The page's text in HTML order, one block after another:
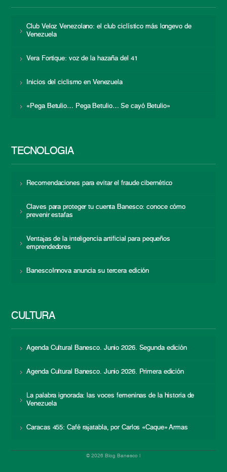
Club Veloz Venezolano: el club ciclístico más longevo de
Venezuela
Vera Fortique: voz de la hazaña del 41
Inicios del ciclismo en Venezuela
«Pega Betulio… Pega Betulio… Se cayó Betulio»
TECNOLOGÍA
Recomendaciones para evitar el fraude cibernético
Claves para proteger tu cuenta Banesco: conoce cómo
prevenir estafas
Ventajas de la inteligencia artificial para pequeños
emprendedores
BanescoInnova anuncia su tercera edición
CULTURA
Agenda Cultural Banesco. Junio 2026. Segunda edición
Agenda Cultural Banesco. Junio 2026. Primera edición
La palabra ignorada: las voces femeninas de la historia de
Venezuela
Caracas 455: Café rajatabla, por Carlos «Caque» Armas
© 2026 Blog Banesco |